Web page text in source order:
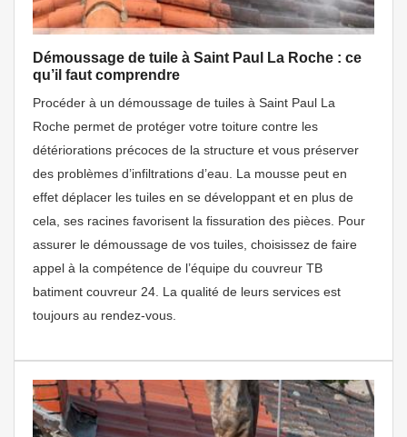
Démoussage de tuile à Saint Paul La Roche : ce
qu’il faut comprendre
Procéder à un démoussage de tuiles à Saint Paul La
Roche permet de protéger votre toiture contre les
détériorations précoces de la structure et vous préserver
des problèmes d’infiltrations d’eau. La mousse peut en
effet déplacer les tuiles en se développant et en plus de
cela, ses racines favorisent la fissuration des pièces. Pour
assurer le démoussage de vos tuiles, choisissez de faire
appel à la compétence de l’équipe du couvreur TB
batiment couvreur 24. La qualité de leurs services est
toujours au rendez-vous.